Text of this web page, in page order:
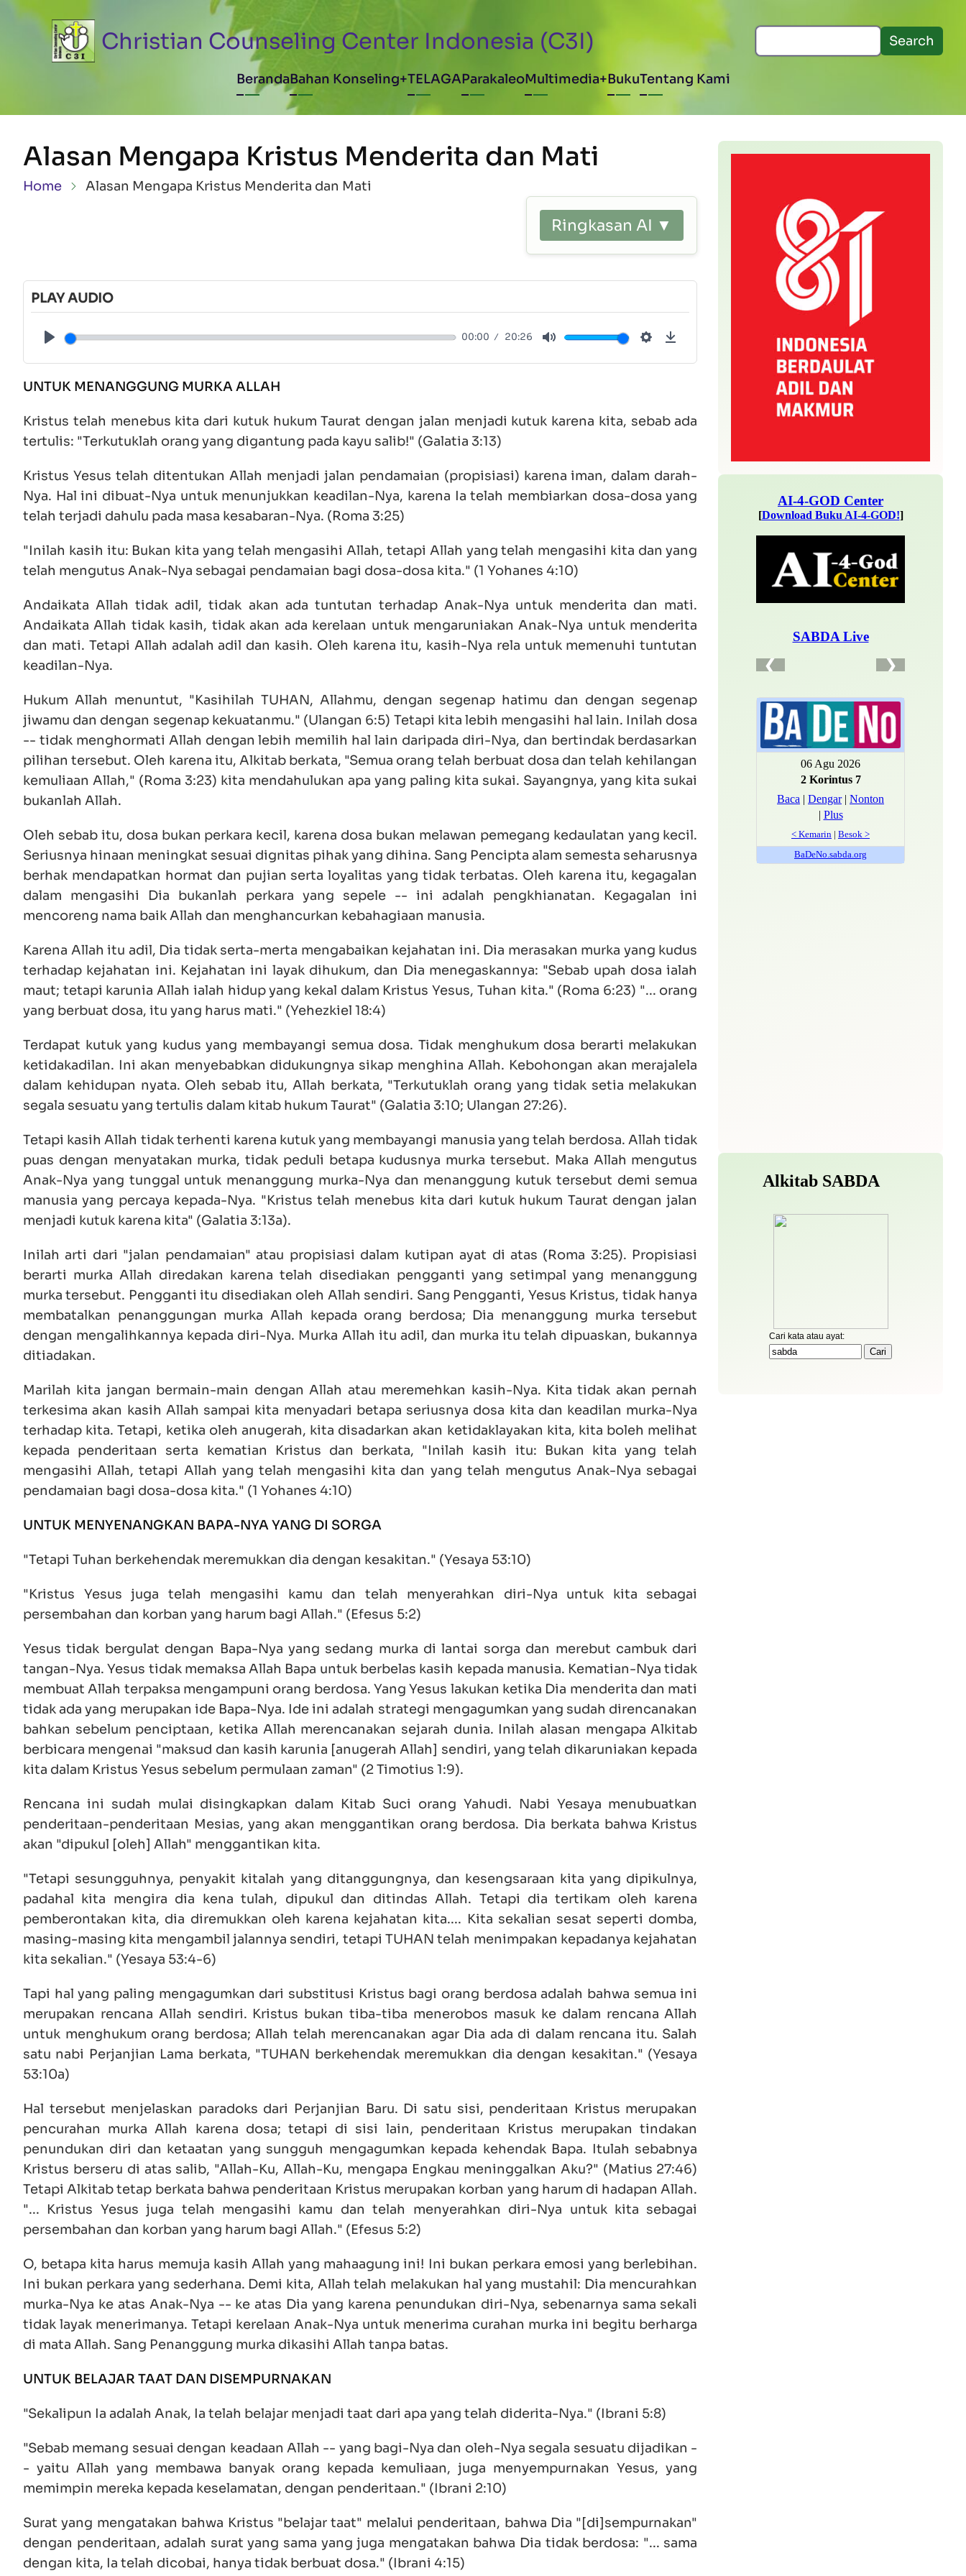
Skip to main content
Christian Counseling Center Indonesia (C3I) Search
Main navigation
BerandaBahan Konseling TELAGAParakaleoMultimedia BukuTentang Kami
Alasan Mengapa Kristus Menderita dan Mati
Breadcrumb
Home Alasan Mengapa Kristus Menderita dan Mati
Ringkasan AI ▼
PLAY AUDIO
00:00 20:26
UNTUK MENANGGUNG MURKA ALLAH
Kristus telah menebus kita dari kutuk hukum Taurat dengan jalan menjadi kutuk karena kita, sebab ada
tertulis: "Terkutuklah orang yang digantung pada kayu salib!" (Galatia 3:13)
Kristus Yesus telah ditentukan Allah menjadi jalan pendamaian (propisiasi) karena iman, dalam darah-
Nya. Hal ini dibuat-Nya untuk menunjukkan keadilan-Nya, karena Ia telah membiarkan dosa-dosa yang
telah terjadi dahulu pada masa kesabaran-Nya. (Roma 3:25)
"Inilah kasih itu: Bukan kita yang telah mengasihi Allah, tetapi Allah yang telah mengasihi kita dan yang
telah mengutus Anak-Nya sebagai pendamaian bagi dosa-dosa kita." (1 Yohanes 4:10)
Andaikata Allah tidak adil, tidak akan ada tuntutan terhadap Anak-Nya untuk menderita dan mati.
Andaikata Allah tidak kasih, tidak akan ada kerelaan untuk mengaruniakan Anak-Nya untuk menderita
dan mati. Tetapi Allah adalah adil dan kasih. Oleh karena itu, kasih-Nya rela untuk memenuhi tuntutan
keadilan-Nya.
Hukum Allah menuntut, "Kasihilah TUHAN, Allahmu, dengan segenap hatimu dan dengan segenap
jiwamu dan dengan segenap kekuatanmu." (Ulangan 6:5) Tetapi kita lebih mengasihi hal lain. Inilah dosa
-- tidak menghormati Allah dengan lebih memilih hal lain daripada diri-Nya, dan bertindak berdasarkan
pilihan tersebut. Oleh karena itu, Alkitab berkata, "Semua orang telah berbuat dosa dan telah kehilangan
kemuliaan Allah," (Roma 3:23) kita mendahulukan apa yang paling kita sukai. Sayangnya, yang kita sukai
bukanlah Allah.
Oleh sebab itu, dosa bukan perkara kecil, karena dosa bukan melawan pemegang kedaulatan yang kecil.
Seriusnya hinaan meningkat sesuai dignitas pihak yang dihina. Sang Pencipta alam semesta seharusnya
berhak mendapatkan hormat dan pujian serta loyalitas yang tidak terbatas. Oleh karena itu, kegagalan
dalam mengasihi Dia bukanlah perkara yang sepele -- ini adalah pengkhianatan. Kegagalan ini
mencoreng nama baik Allah dan menghancurkan kebahagiaan manusia.
Karena Allah itu adil, Dia tidak serta-merta mengabaikan kejahatan ini. Dia merasakan murka yang kudus
terhadap kejahatan ini. Kejahatan ini layak dihukum, dan Dia menegaskannya: "Sebab upah dosa ialah
maut; tetapi karunia Allah ialah hidup yang kekal dalam Kristus Yesus, Tuhan kita." (Roma 6:23) "... orang
yang berbuat dosa, itu yang harus mati." (Yehezkiel 18:4)
Terdapat kutuk yang kudus yang membayangi semua dosa. Tidak menghukum dosa berarti melakukan
ketidakadilan. Ini akan menyebabkan didukungnya sikap menghina Allah. Kebohongan akan merajalela
dalam kehidupan nyata. Oleh sebab itu, Allah berkata, "Terkutuklah orang yang tidak setia melakukan
segala sesuatu yang tertulis dalam kitab hukum Taurat" (Galatia 3:10; Ulangan 27:26).
Tetapi kasih Allah tidak terhenti karena kutuk yang membayangi manusia yang telah berdosa. Allah tidak
puas dengan menyatakan murka, tidak peduli betapa kudusnya murka tersebut. Maka Allah mengutus
Anak-Nya yang tunggal untuk menanggung murka-Nya dan menanggung kutuk tersebut demi semua
manusia yang percaya kepada-Nya. "Kristus telah menebus kita dari kutuk hukum Taurat dengan jalan
menjadi kutuk karena kita" (Galatia 3:13a).
Inilah arti dari "jalan pendamaian" atau propisiasi dalam kutipan ayat di atas (Roma 3:25). Propisiasi
berarti murka Allah diredakan karena telah disediakan pengganti yang setimpal yang menanggung
murka tersebut. Pengganti itu disediakan oleh Allah sendiri. Sang Pengganti, Yesus Kristus, tidak hanya
membatalkan penanggungan murka Allah kepada orang berdosa; Dia menanggung murka tersebut
dengan mengalihkannya kepada diri-Nya. Murka Allah itu adil, dan murka itu telah dipuaskan, bukannya
ditiadakan.
Marilah kita jangan bermain-main dengan Allah atau meremehkan kasih-Nya. Kita tidak akan pernah
terkesima akan kasih Allah sampai kita menyadari betapa seriusnya dosa kita dan keadilan murka-Nya
terhadap kita. Tetapi, ketika oleh anugerah, kita disadarkan akan ketidaklayakan kita, kita boleh melihat
kepada penderitaan serta kematian Kristus dan berkata, "Inilah kasih itu: Bukan kita yang telah
mengasihi Allah, tetapi Allah yang telah mengasihi kita dan yang telah mengutus Anak-Nya sebagai
pendamaian bagi dosa-dosa kita." (1 Yohanes 4:10)
UNTUK MENYENANGKAN BAPA-NYA YANG DI SORGA
"Tetapi Tuhan berkehendak meremukkan dia dengan kesakitan." (Yesaya 53:10)
"Kristus Yesus juga telah mengasihi kamu dan telah menyerahkan diri-Nya untuk kita sebagai
persembahan dan korban yang harum bagi Allah." (Efesus 5:2)
Yesus tidak bergulat dengan Bapa-Nya yang sedang murka di lantai sorga dan merebut cambuk dari
tangan-Nya. Yesus tidak memaksa Allah Bapa untuk berbelas kasih kepada manusia. Kematian-Nya tidak
membuat Allah terpaksa mengampuni orang berdosa. Yang Yesus lakukan ketika Dia menderita dan mati
tidak ada yang merupakan ide Bapa-Nya. Ide ini adalah strategi mengagumkan yang sudah direncanakan
bahkan sebelum penciptaan, ketika Allah merencanakan sejarah dunia. Inilah alasan mengapa Alkitab
berbicara mengenai "maksud dan kasih karunia [anugerah Allah] sendiri, yang telah dikaruniakan kepada
kita dalam Kristus Yesus sebelum permulaan zaman" (2 Timotius 1:9).
Rencana ini sudah mulai disingkapkan dalam Kitab Suci orang Yahudi. Nabi Yesaya menubuatkan
penderitaan-penderitaan Mesias, yang akan menggantikan orang berdosa. Dia berkata bahwa Kristus
akan "dipukul [oleh] Allah" menggantikan kita.
"Tetapi sesungguhnya, penyakit kitalah yang ditanggungnya, dan kesengsaraan kita yang dipikulnya,
padahal kita mengira dia kena tulah, dipukul dan ditindas Allah. Tetapi dia tertikam oleh karena
pemberontakan kita, dia diremukkan oleh karena kejahatan kita.... Kita sekalian sesat seperti domba,
masing-masing kita mengambil jalannya sendiri, tetapi TUHAN telah menimpakan kepadanya kejahatan
kita sekalian." (Yesaya 53:4-6)
Tapi hal yang paling mengagumkan dari substitusi Kristus bagi orang berdosa adalah bahwa semua ini
merupakan rencana Allah sendiri. Kristus bukan tiba-tiba menerobos masuk ke dalam rencana Allah
untuk menghukum orang berdosa; Allah telah merencanakan agar Dia ada di dalam rencana itu. Salah
satu nabi Perjanjian Lama berkata, "TUHAN berkehendak meremukkan dia dengan kesakitan." (Yesaya
53:10a)
Hal tersebut menjelaskan paradoks dari Perjanjian Baru. Di satu sisi, penderitaan Kristus merupakan
pencurahan murka Allah karena dosa; tetapi di sisi lain, penderitaan Kristus merupakan tindakan
penundukan diri dan ketaatan yang sungguh mengagumkan kepada kehendak Bapa. Itulah sebabnya
Kristus berseru di atas salib, "Allah-Ku, Allah-Ku, mengapa Engkau meninggalkan Aku?" (Matius 27:46)
Tetapi Alkitab tetap berkata bahwa penderitaan Kristus merupakan korban yang harum di hadapan Allah.
"... Kristus Yesus juga telah mengasihi kamu dan telah menyerahkan diri-Nya untuk kita sebagai
persembahan dan korban yang harum bagi Allah." (Efesus 5:2)
O, betapa kita harus memuja kasih Allah yang mahaagung ini! Ini bukan perkara emosi yang berlebihan.
Ini bukan perkara yang sederhana. Demi kita, Allah telah melakukan hal yang mustahil: Dia mencurahkan
murka-Nya ke atas Anak-Nya -- ke atas Dia yang karena penundukan diri-Nya, sebenarnya sama sekali
tidak layak menerimanya. Tetapi kerelaan Anak-Nya untuk menerima curahan murka ini begitu berharga
di mata Allah. Sang Penanggung murka dikasihi Allah tanpa batas.
UNTUK BELAJAR TAAT DAN DISEMPURNAKAN
"Sekalipun Ia adalah Anak, Ia telah belajar menjadi taat dari apa yang telah diderita-Nya." (Ibrani 5:8)
"Sebab memang sesuai dengan keadaan Allah -- yang bagi-Nya dan oleh-Nya segala sesuatu dijadikan -
- yaitu Allah yang membawa banyak orang kepada kemuliaan, juga menyempurnakan Yesus, yang
memimpin mereka kepada keselamatan, dengan penderitaan." (Ibrani 2:10)
Surat yang mengatakan bahwa Kristus "belajar taat" melalui penderitaan, bahwa Dia "[di]sempurnakan"
dengan penderitaan, adalah surat yang sama yang juga mengatakan bahwa Dia tidak berdosa: "... sama
dengan kita, Ia telah dicobai, hanya tidak berbuat dosa." (Ibrani 4:15)